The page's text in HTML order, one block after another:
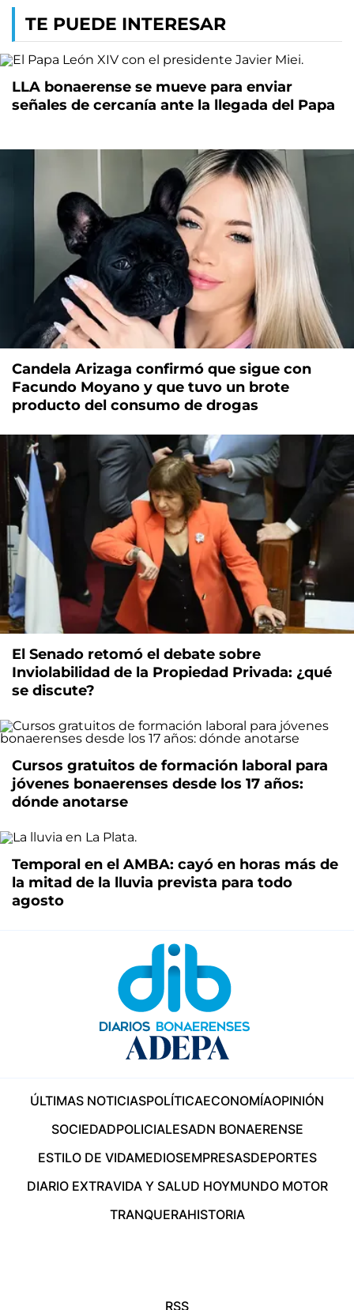
TE PUEDE INTERESAR
LLA bonaerense se mueve para enviar
señales de cercanía ante la llegada del Papa
Candela Arizaga confirmó que sigue con
Facundo Moyano y que tuvo un brote
producto del consumo de drogas
El Senado retomó el debate sobre
Inviolabilidad de la Propiedad Privada: ¿qué
se discute?
Cursos gratuitos de formación laboral para
jóvenes bonaerenses desde los 17 años:
dónde anotarse
Temporal en el AMBA: cayó en horas más de
la mitad de la lluvia prevista para todo
agosto
ÚLTIMAS NOTICIASPOLÍTICAECONOMÍAOPINIÓN
SOCIEDADPOLICIALESADN BONAERENSE
ESTILO DE VIDAMEDIOSEMPRESASDEPORTES
DIARIO EXTRAVIDA Y SALUD HOYMUNDO MOTOR
TRANQUERAHISTORIA
RSS